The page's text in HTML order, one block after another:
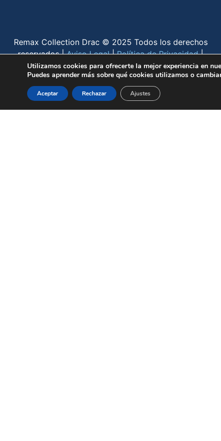
Remax Collection Drac © 2025 Todos los derechos
reservados |Aviso Legal|Política de Privacidad|
Política de Cookies
SITIO WEB DESARROLLADO POR
Utilizamos cookies para ofrecerte la mejor experiencia en
Puedes aprender más sobre qué cookies utilizamos o
Aceptar Rechazar Ajustes